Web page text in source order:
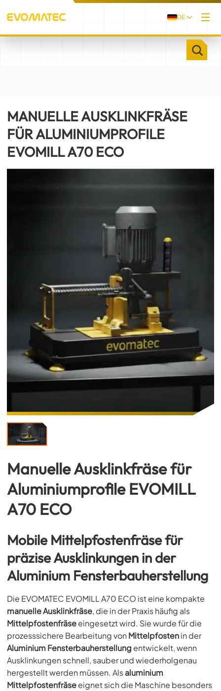
DE
MANUELLE AUSKLINKFRÄSE FÜR ALUMINIUMPROFILE
MANUELLE AUSKLINKFRÄSE
FÜR ALUMINIUMPROFILE
EVOMILL A70 ECO
Manuelle Ausklinkfräse für
Aluminiumprofile EVOMILL
A70 ECO
Mobile Mittelpfostenfräse für
präzise Ausklinkungen in der
Aluminium Fensterbauherstellung
Die EVOMATEC EVOMILL A70 ECO ist eine kompakte
manuelle Ausklinkfräse, die in der Praxis häufig als
Mittelpfostenfräseeingesetzt wird. Sie wurde für die
prozesssichere Bearbeitung von Mittelpfostenin der
Aluminium Fensterbauherstellung entwickelt, wenn
Ausklinkungen schnell, sauber und wiederholgenau
hergestellt werden müssen. Alsaluminium
Mittelpfostenfräseeignet sich die Maschine besonders